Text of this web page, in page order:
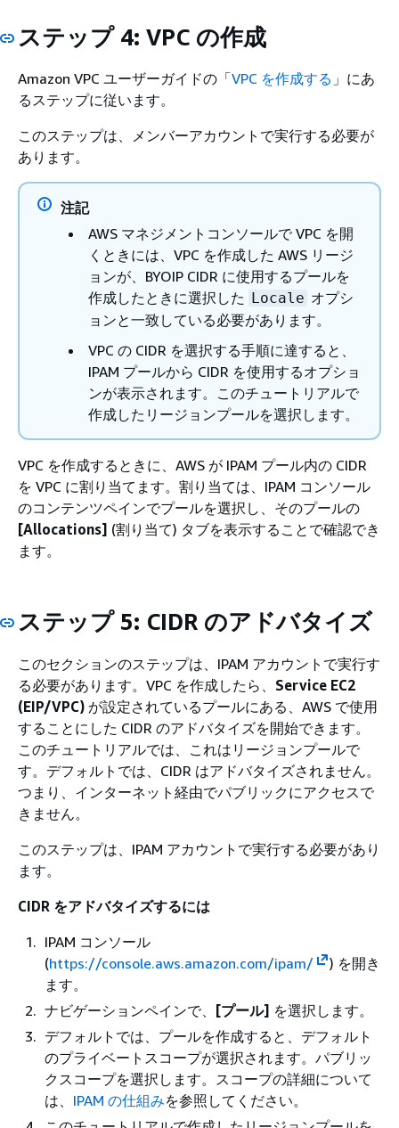
ステップ 4: VPC の作成
Amazon VPC ユーザーガイドの「VPC を作成する 」にあ
るステップに従います。
このステップは、メンバーアカウントで実行する必要が
あります。
注記
AWS マネジメントコンソールで VPC を開
くときには、VPC を作成した AWS リージ
ョンが、BYOIP CIDR に使用するプールを
作成したときに選択した Locale オプシ
ョンと一致している必要があります。
VPC の CIDR を選択する手順に達すると、
IPAM プールから CIDR を使用するオプショ
ンが表示されます。このチュートリアルで
作成したリージョンプールを選択します。
VPC を作成するときに、AWS が IPAM プール内の CIDR
を VPC に割り当てます。割り当ては、IPAM コンソール
のコンテンツペインでプールを選択し、そのプールの
[Allocations] (割り当て) タブを表示することで確認でき
ます。
ステップ 5: CIDR のアドバタイズ
このセクションのステップは、IPAM アカウントで実行す
る必要があります。VPC を作成したら、 Service EC2
(EIP/VPC) が設定されているプールにある、AWS で使用
することにした CIDR のアドバタイズを開始できます。
このチュートリアルでは、これはリージョンプールで
す。デフォルトでは、CIDR はアドバタイズされません。
つまり、インターネット経由でパブリックにアクセスで
きません。
このステップは、IPAM アカウントで実行する必要があり
ます。
CIDR をアドバタイズするには
IPAM コンソール
(https://console.aws.amazon.com/ipam/
) を開き
ます。
ナビゲーションペインで、 [プール] を選択します。
デフォルトでは、プールを作成すると、デフォルト
のプライベートスコープが選択されます。パブリッ
クスコープを選択します。スコープの詳細について
は、 IPAM の仕組みを参照してください。